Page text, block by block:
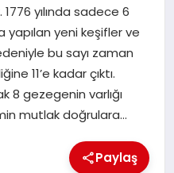
yılında sadece 6
yeni keşifler ve
bu sayı zaman
11’e kadar çıktı.
8 gezegenin varlığı
mutlak doğrulara…
Paylaş